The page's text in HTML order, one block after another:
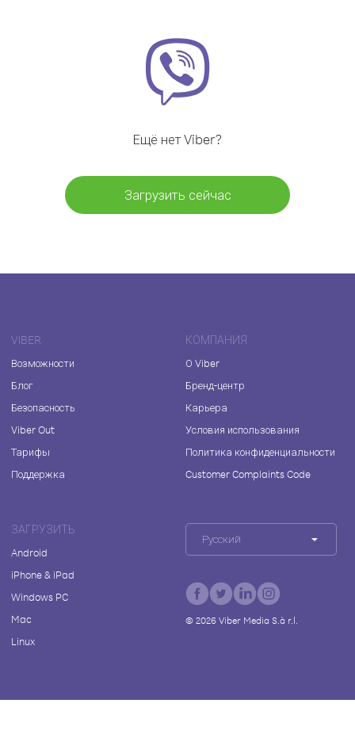
Ещё нет Viber?
Загрузить сейчас
VIBER
Возможности
Блог
Безопасность
Viber Out
Тарифы
Поддержка
КОМПАНИЯ
О Viber
Бренд-центр
Карьера
Условия использования
Политика конфиденциальности
Customer Complaints Code
ЗАГРУЗИТЬ
Android
iPhone & iPad
Windows PC
Mac
Linux
Русский
© 2026Viber Media S.à r.l.